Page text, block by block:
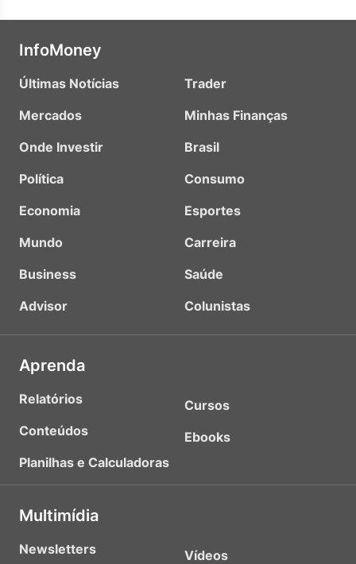
InfoMoney
Últimas Notícias
Mercados
Onde Investir
Política
Economia
Mundo
Business
Advisor
Trader
Minhas Finanças
Brasil
Consumo
Esportes
Carreira
Saúde
Colunistas
Aprenda
Relatórios
Conteúdos
Planilhas e Calculadoras
Cursos
Ebooks
Multimídia
Newsletters
Vídeos